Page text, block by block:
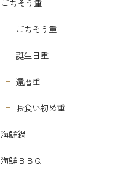
ごちそう重
ごちそう重
誕生日重
還暦重
お食い初め重
海鮮鍋
海鮮ＢＢＱ